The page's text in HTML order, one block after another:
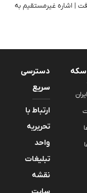
| اشاره غیرمستقیم به
سکه
دسترسی
سریع
ارتباط با
تحریریه
واحد
تبلیغات
نقشه